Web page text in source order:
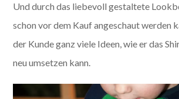
Und durch das liebevoll gestaltete
schon vor dem Kauf angeschaut werden
der Kunde ganz viele Ideen, wie er das
neu umsetzen kann.